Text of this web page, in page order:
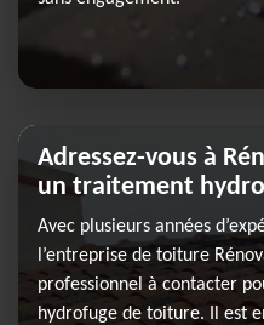
Adressez-vous à
un traitement
Avec plusieurs années
l’entreprise de toiture
professionnel à contacter
hydrofuge de toiture. Il est